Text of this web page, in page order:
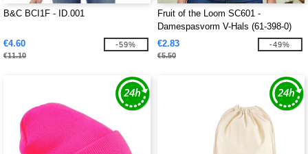
B&C BCI1F - ID.001
€4.60
€11.10
-59%
Fruit of the Loom SC601 -
Damespasvorm V-Hals (61-398-0)
€2.83
€5.50
-49%